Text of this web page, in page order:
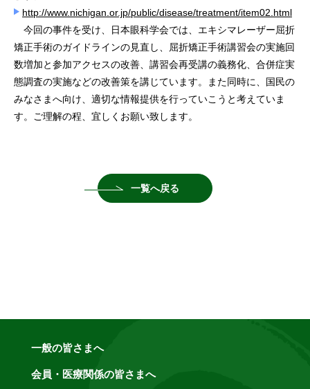
http://www.nichigan.or.jp/public/disease/treatment/item02.html
今回の事件を受け、日本眼科学会では、エキシマレーザー屈折
矯正手術のガイドラインの見直し、屈折矯正手術講習会の実施回
数増加と参加アクセスの改善、講習会再受講の義務化、合併症実
態調査の実施などの改善策を講じています。また同時に、国民の
みなさまへ向け、適切な情報提供を行っていこうと考えていま
す。ご理解の程、宜しくお願い致します。
一覧へ戻る
一般の皆さまへ
会員・医療関係の皆さまへ